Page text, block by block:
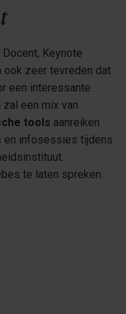
Keynote
ook zeer tevreden dat
een interessante
een mix van
tools aanreiken
en infosessies tijdens
te laten spreken.